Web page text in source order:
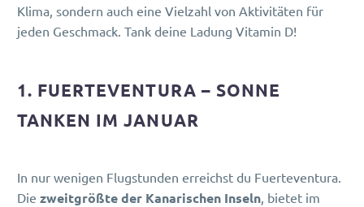
Klima, sondern auch eine Vielzahl von Aktivitäten für
jeden Geschmack. Tank deine Ladung Vitamin D!
1. FUERTEVENTURA – SONNE
TANKEN IM JANUAR
In nur wenigen Flugstunden erreichst du Fuerteventura.
Die zweitgrößte der Kanarischen Inseln , bietet im